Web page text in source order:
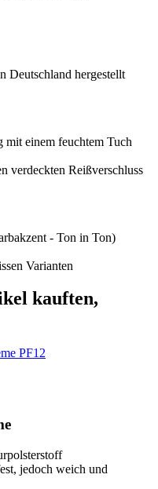
hergestellt
einem feuchtem Tuch
verdeckten Reißverschluss
- Ton in Ton)
Varianten
kauften,
PF12
jedoch weich und